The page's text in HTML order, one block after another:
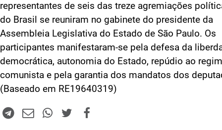
representantes de seis das treze agremiações
do Brasil se reuniram no gabinete do presidente da
Assembleia Legislativa do Estado de São Paulo. Os
participantes manifestaram-se pela defesa da
democrática, autonomia do Estado, repúdio ao
comunista e pela garantia dos mandatos dos
(Baseado em RE19640319)